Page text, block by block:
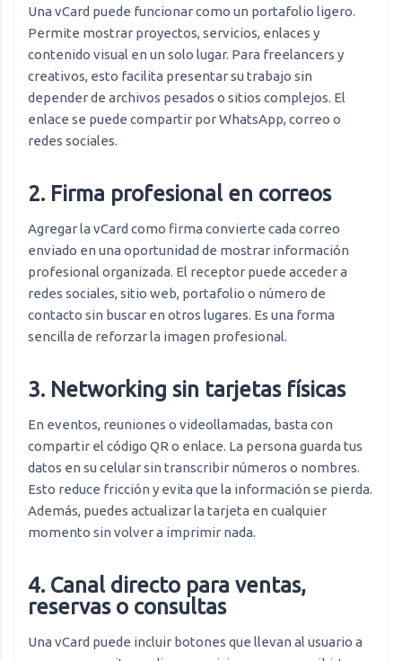
Una vCard puede funcionar como un portafolio ligero.
Permite mostrar proyectos, servicios, enlaces y
contenido visual en un solo lugar. Para freelancers y
creativos, esto facilita presentar su trabajo sin
depender de archivos pesados o sitios complejos. El
enlace se puede compartir por WhatsApp, correo o
redes sociales.
2. Firma profesional en correos
Agregar la vCard como firma convierte cada correo
enviado en una oportunidad de mostrar información
profesional organizada. El receptor puede acceder a
redes sociales, sitio web, portafolio o número de
contacto sin buscar en otros lugares. Es una forma
sencilla de reforzar la imagen profesional.
3. Networking sin tarjetas físicas
En eventos, reuniones o videollamadas, basta con
compartir el código QR o enlace. La persona guarda tus
datos en su celular sin transcribir números o nombres.
Esto reduce fricción y evita que la información se pierda.
Además, puedes actualizar la tarjeta en cualquier
momento sin volver a imprimir nada.
4. Canal directo para ventas,
reservas o consultas
Una vCard puede incluir botones que llevan al usuario a